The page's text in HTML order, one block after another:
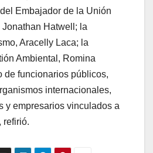
Embajador de la Unión
Hatwell; la
Aracelly Laca; la
Ambiental, Romina
de funcionarios públicos,
internacionales,
y empresarios vinculados a
refirió.